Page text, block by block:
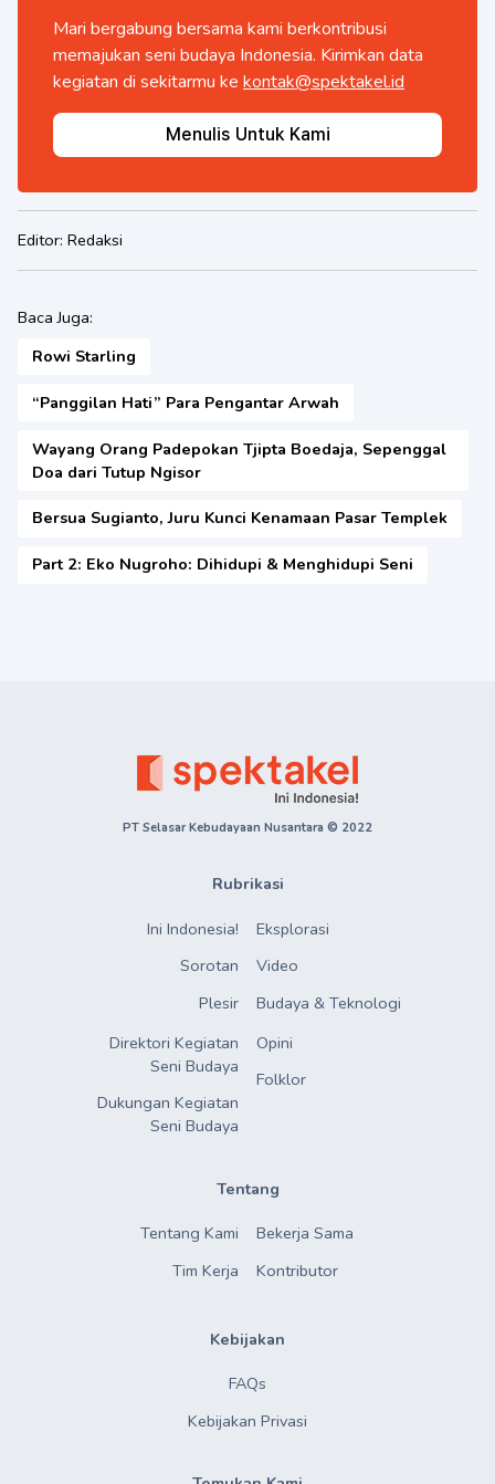
Mari bergabung bersama kami berkontribusi
memajukan seni budaya Indonesia. Kirimkan data
kegiatan di sekitarmu ke kontak@spektakel.id
Menulis Untuk Kami
Editor: Redaksi
Baca Juga:
Rowi Starling
“Panggilan Hati” Para Pengantar Arwah
Wayang Orang Padepokan Tjipta Boedaja, Sepenggal
Doa dari Tutup Ngisor
Bersua Sugianto, Juru Kunci Kenamaan Pasar Templek
Part 2: Eko Nugroho: Dihidupi & Menghidupi Seni
PT Selasar Kebudayaan Nusantara © 2022
Rubrikasi
Ini Indonesia!
Sorotan
Plesir
Direktori Kegiatan
Seni Budaya
Dukungan Kegiatan
Seni Budaya
Eksplorasi
Video
Budaya & Teknologi
Opini
Folklor
Tentang
Tentang Kami
Tim Kerja
Bekerja Sama
Kontributor
Kebijakan
FAQs
Kebijakan Privasi